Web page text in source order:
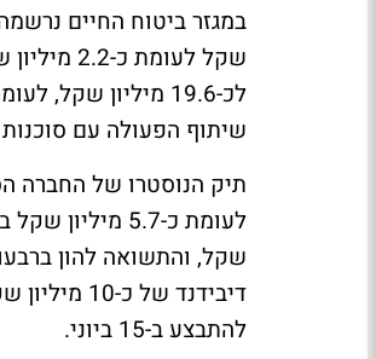
שיתוף הפעולה עם
לעומת כ-5.7 מיליון שקל בתקופה המקבילה. ההון העצמי של החברה
להתבצע ב-15 ביוני.